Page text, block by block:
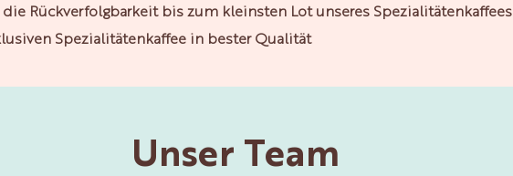
Rückverfolgbarkeit bis zum kleinsten Lot unseres Spezialitätenkaffees
Spezialitätenkaffee in bester Qualität
Unser Team